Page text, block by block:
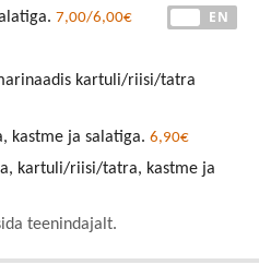
EN
7,00/6,00€
kartuli/riisi/tatra
kastme ja salatiga. 6,90€
kartuli/riisi/tatra, kastme ja
teenindajalt.